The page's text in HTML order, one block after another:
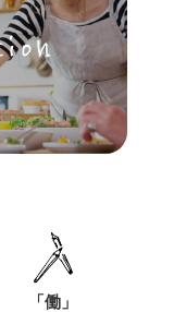
「働」